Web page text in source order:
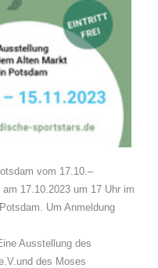
vom 17.10.–
17.10.2023 um 17 Uhr im
Um Anmeldung
Ausstellung des
des Moses